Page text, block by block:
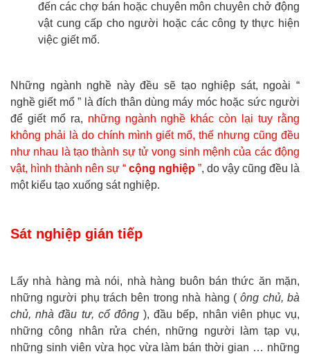
đến các chợ bán hoặc chuyên môn chuyên chở động
vật cung cấp cho người hoặc các công ty thực hiện
việc giết mổ.
Những ngành nghề này đều sẽ tạo nghiệp sát, ngoài “
nghề giết mổ ” là đích thân dùng máy móc hoặc sức người
để giết mổ ra, những ngành nghề khác còn lại tuy rằng
không phải là do chính mình giết mổ, thế nhưng cũng đều
như nhau là tạo thành sự tử vong sinh mệnh của các động
vật, hình thành nên sự “ cộng nghiệp ”, do vậy cũng đều là
một kiểu tạo xuống sát nghiệp.
Sát nghiệp gián tiếp
Lấy nhà hàng mà nói, nhà hàng buôn bán thức ăn mặn,
những người phụ trách bên trong nhà hàng (ông chủ, bà
chủ, nhà đầu tư, cổ đông), đầu bếp, nhân viên phục vụ,
những công nhân rửa chén, những người làm tạp vụ,
những sinh viên vừa học vừa làm bán thời gian … những